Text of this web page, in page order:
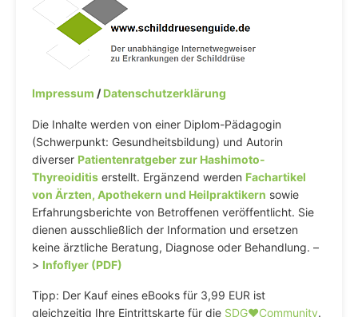
Impressum /Datenschutzerklärung
Die Inhalte werden von einer Diplom-Pädagogin
(Schwerpunkt: Gesundheitsbildung) und Autorin
diverser Patientenratgeber zur Hashimoto-
Thyreoiditis erstellt. Ergänzend werden Fachartikel
von Ärzten, Apothekern und Heilpraktikern sowie
Erfahrungsberichte von Betroffenen veröffentlicht. Sie
dienen ausschließlich der Information und ersetzen
keine ärztliche Beratung, Diagnose oder Behandlung. –
> Infoflyer (PDF)
Tipp: Der Kauf eines eBooks für 3,99 EUR ist
gleichzeitig Ihre Eintrittskarte für die SDG♥️Community.